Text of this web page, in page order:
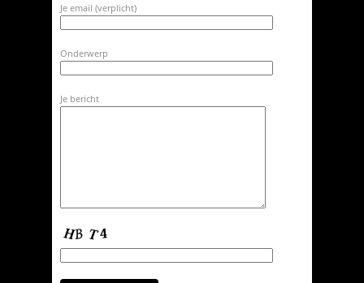
Je email (verplicht)
Onderwerp
Je bericht